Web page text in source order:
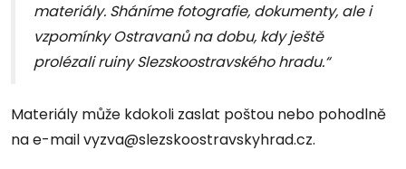
materiály. Sháníme fotografie, dokumenty, ale i
vzpomínky Ostravanů na dobu, kdy ještě
prolézali ruiny Slezskoostravského hradu.“
Materiály může kdokoli zaslat poštou nebo pohodlně
na e-mail vyzva@slezskoostravskyhrad.cz.